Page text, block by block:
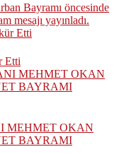
Bayramı öncesinde
mesajı yayınladı.
Etti
MEHMET OKAN
BAYRAMI